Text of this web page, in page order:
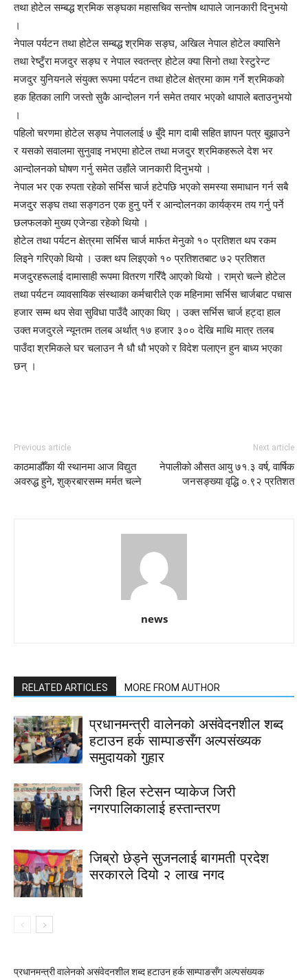
तथा होटेल सम्बद्ध श्रमिक सङ्घका महासचिव सन्तोष थापाले जानकारी दिनुभयो
।
नेपाल पर्यटन तथा होटेल सम्बद्ध श्रमिक सङ्घ, अखिल नेपाल होटेल क्यासिने
तथा रेष्टुँरा मजदुर सङ्घ र नेपाल स्वतन्त्र होटेल क्या सिनो तथा रेस्टुरेन्ट
मजदुर युनियनले संयुक्त रूपमा पर्यटन तथा होटेल क्षेत्रमा काम गर्ने श्रमिकको
हक हितका लागि जस्तो सुकै आन्दोलन गर्न समेत तयार भएको थापाले बताउनुभयो
।
पहिलो चरणमा होटेल सङ्घ नेपाललाई ७ बुँदे माग दाबी सहित ज्ञापन पत्र बुझाउने
र यसको सवालमा सुनुवाइ नभएमा होटेल तथा मजदुर श्रमिकहरूले देश भर
आन्दोलनको घोषण गर्नु समेत उहाँले जानकारी दिनुभयो ।
नेपाल भर एक रुपता रहेको सर्भिस चार्ज हटेपछि भएको समस्या समाधान गर्न सबै
मजदुर सङ्घ तथा सङ्गठन एक हुनु पर्ने र आन्दोलनका कार्यक्रम तय गर्नु पर्ने
छलफलको मुख्य एजेन्डा रहेको थियो ।
होटेल तथा पर्यटन क्षेत्रमा सर्भिस चार्ज मार्फत मेनुको १० प्रतिशत थप रकम
लिइने गरिएको थियो । उक्त थप लिइएको १० प्रतिशतबाट ७२ प्रतिशत
मजदुरहरूलाई दामासाही रूपमा वितरण गरिँदै आएको थियो । राम्रो चल्ने होटेल
तथा पर्यटन व्यावसायिक संस्थाका कर्मचारीले एक महिनामा सर्भिस चार्जबाट पचास
हजार सम्म थप सेवा सुविधा पाउँदै आएका थिए । उक्त सर्भिस चार्ज हट्दा हाल
उक्त मजदुरले न्यूनतम तलब अर्थात् १७ हजार ३०० देखि माथि मात्र तलब
पाउँदा श्रमिकले घर चलाउन नै धौ धौ भएको र विदेश पलाएन हुन बाध्य भएका
छन् ।
Previous article
काठमाडौँका यी स्थानमा आज विद्युत
अवरुद्ध हुने, शुक्रबारसम्म मर्मत चल्ने
Next article
नेपालीको औसत आयु ७१.३ वर्ष, वार्षिक
जनसङ्ख्या वृद्धि ०.९२ प्रतिशत
news
RELATED ARTICLES MORE FROM AUTHOR
प्रधानमन्त्री वालेनको असंवेदनशील शब्द
हटाउन हर्क साम्पाङसँग अल्पसंख्यक
समुदायको गुहार
जिरी हिल स्टेसन प्याकेज जिरी
नगरपालिकालाई हस्तान्तरण
जिब्रो छेड्ने सुजनलाई बागमती प्रदेश
सरकारले दियो २ लाख नगद
प्रधानमन्त्री वालेनको असंवेदनशील शब्द हटाउन हर्क साम्पाङसँग अल्पसंख्यक